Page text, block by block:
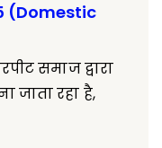
(Domestic
समाज द्वारा
जाता रहा है,